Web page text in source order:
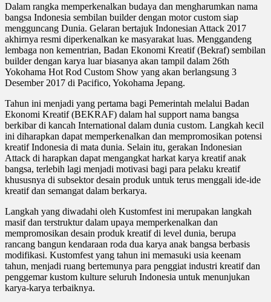
Dalam rangka memperkenalkan budaya dan mengharumkan nama
bangsa Indonesia sembilan builder dengan motor custom siap
mengguncang Dunia. Gelaran bertajuk Indonesian Attack 2017
akhirnya resmi diperkenalkan ke masyarakat luas. Menggandeng
lembaga non kementrian, Badan Ekonomi Kreatif (Bekraf) sembilan
builder dengan karya luar biasanya akan tampil dalam 26th
Yokohama Hot Rod Custom Show yang akan berlangsung 3
Desember 2017 di Pacifico, Yokohama Jepang.
Tahun ini menjadi yang pertama bagi Pemerintah melalui Badan
Ekonomi Kreatif (BEKRAF) dalam hal support nama bangsa
berkibar di kancah International dalam dunia custom. Langkah kecil
ini diharapkan dapat memperkenalkan dan mempromosikan potensi
kreatif Indonesia di mata dunia. Selain itu, gerakan Indonesian
Attack di harapkan dapat mengangkat harkat karya kreatif anak
bangsa, terlebih lagi menjadi motivasi bagi para pelaku kreatif
khususnya di subsektor desain produk untuk terus menggali ide-ide
kreatif dan semangat dalam berkarya.
Langkah yang diwadahi oleh Kustomfest ini merupakan langkah
masif dan terstruktur dalam upaya memperkenalkan dan
mempromosikan desain produk kreatif di level dunia, berupa
rancang bangun kendaraan roda dua karya anak bangsa berbasis
modifikasi. Kustomfest yang tahun ini memasuki usia keenam
tahun, menjadi ruang bertemunya para penggiat industri kreatif dan
penggemar kustom kulture seluruh Indonesia untuk menunjukan
karya-karya terbaiknya.